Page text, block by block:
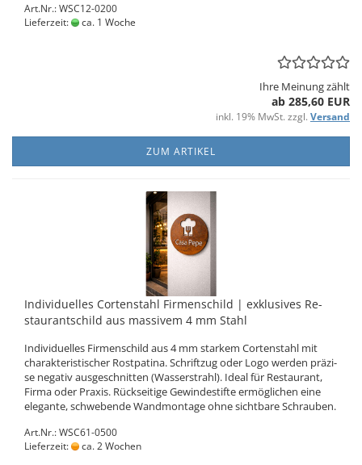
Art.Nr.: WSC12-0200
Lieferzeit:
ca. 1 Woche
Ihre Meinung zählt
ab 285,60 EUR
inkl. 19% MwSt. zzgl. Versand
ZUM ARTIKEL
In­di­vi­du­el­les Cor­ten­stahl Fir­men­schild | ex­klu­si­ves Re­
stau­rant­schild aus mas­si­vem 4 mm Stahl
In­di­vi­du­el­les Fir­men­schild aus 4 mm star­kem Cor­ten­stahl mit
cha­rak­te­ris­ti­scher Rost­pa­ti­na. Schrift­zug oder Logo wer­den prä­zi­
se ne­ga­tiv aus­ge­schnit­ten (Was­ser­strahl). Ideal für Re­stau­rant,
Firma oder Pra­xis. Rück­sei­ti­ge Ge­win­de­stif­te er­mög­li­chen eine
ele­gan­te, schwe­ben­de Wand­mon­ta­ge ohne sicht­ba­re Schrau­ben.
Art.Nr.: WSC61-0500
Lieferzeit:
ca. 2 Wochen